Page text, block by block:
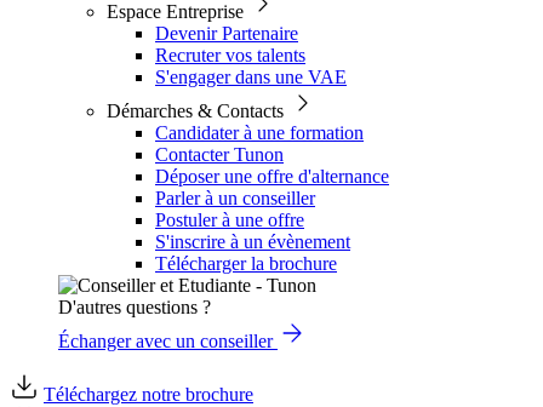
Espace Entreprise
Devenir Partenaire
Recruter vos talents
S'engager dans une VAE
Démarches & Contacts
Candidater à une formation
Contacter Tunon
Déposer une offre d'alternance
Parler à un conseiller
Postuler à une offre
S'inscrire à un évènement
Télécharger la brochure
D'autres questions ?
Échanger avec un conseiller
Téléchargez notre brochure